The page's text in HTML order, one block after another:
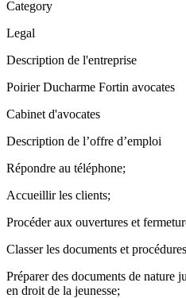
Category
Legal
Description de l'entreprise
Poirier Ducharme Fortin avocates
Cabinet d'avocates
Description de l’offre d’emploi
Répondre au téléphone;
Accueillir les clients;
Procéder aux ouvertures et
Classer les documents et
Préparer des documents de nature
en droit de la jeunesse;